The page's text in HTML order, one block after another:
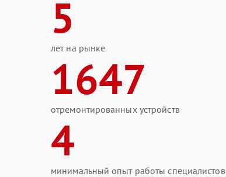
5
лет на рынке
1647
отремонтированных устройств
4
минимальный опыт работы специалистов